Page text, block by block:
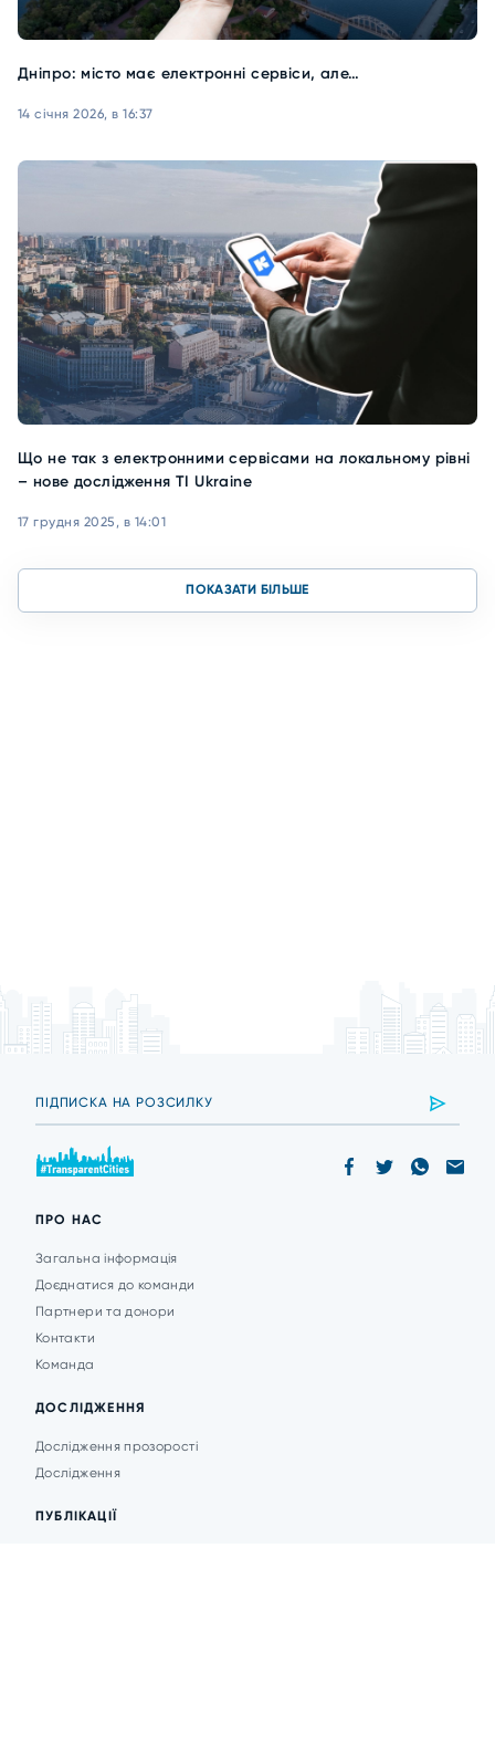
Дніпро: місто має електронні сервіси, але…
14 січня 2026, в 16:37
Що не так з електронними сервісами на локальному рівні
– нове дослідження TI Ukraine
17 грудня 2025, в 14:01
ПОКАЗАТИ БІЛЬШЕ
ПРО НАС
Загальна інформація
Доєднатися до команди
Партнери та донори
Контакти
Команда
ДОСЛІДЖЕННЯ
Дослідження прозорості
Дослідження
ПУБЛІКАЦІЇ